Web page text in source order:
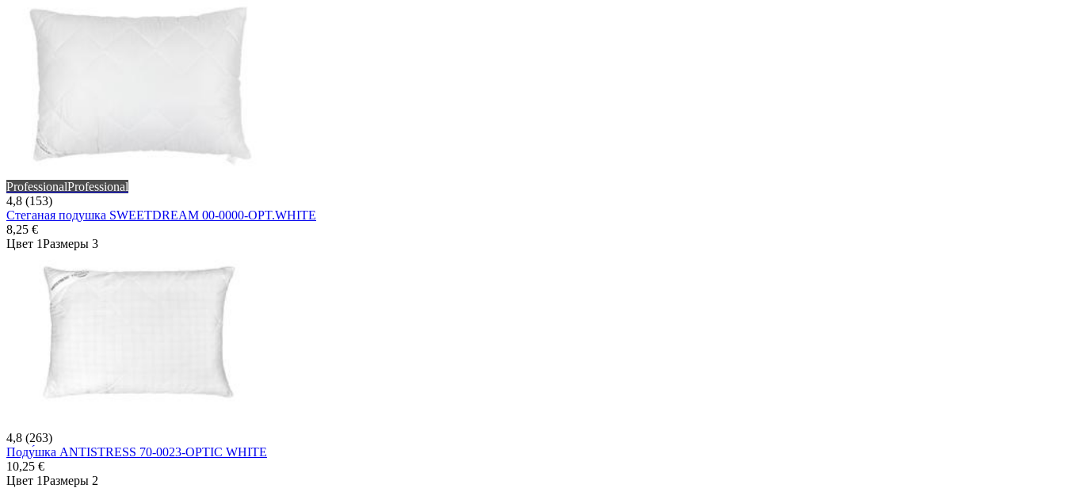
ProfessionalProfessional
4,8 (153)
Стеганая подушка SWEETDREAM 00-0000-OPT.WHITE
8,25 €
Цвет 1Размеры 3
4,8 (263)
Поду́шка ANTISTRESS 70-0023-OPTIC WHITE
10,25 €
Цвет 1Размеры 2